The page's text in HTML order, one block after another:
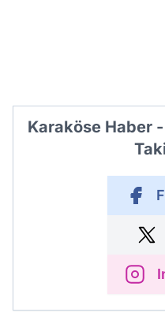
Karaköse Haber